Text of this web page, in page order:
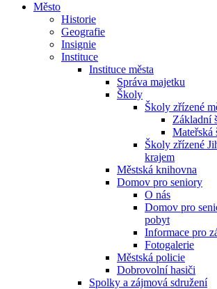
Město
Historie
Geografie
Insignie
Instituce
Instituce města
Správa majetku
Školy
Školy zřízené
Základní
Mateřská
Školy zřízené
krajem
Městská knihovna
Domov pro seniory
O nás
Domov pro
pobyt
Informace pro
Fotogalerie
Městská policie
Dobrovolní hasiči
Spolky a zájmová sdružení